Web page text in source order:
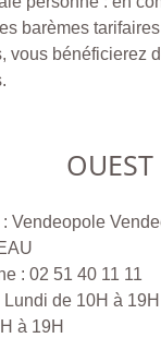
barèmes
vous bénéficierez
Vendeopole
: 02 51 40 11 11
Lundi de 10H à 19H
à 19H